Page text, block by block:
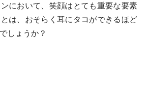
において、笑顔はとても重要な要素
は、おそらく耳にタコができるほど
しょうか？